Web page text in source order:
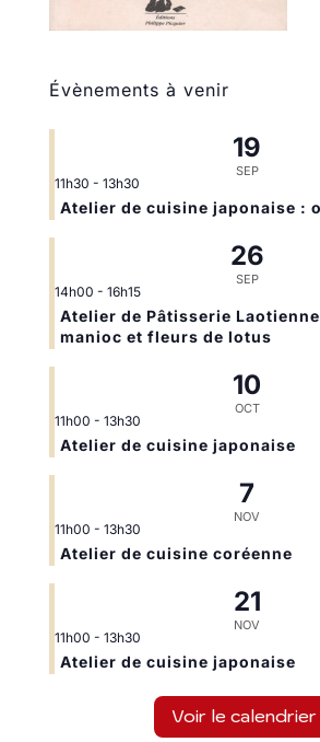
Évènements à venir
19
SEP
11h30 - 13h30
Atelier de cuisine japonaise :
26
SEP
14h00 - 16h15
Atelier de Pâtisserie
manioc et fleurs de lotus
10
OCT
11h00 - 13h30
Atelier de cuisine japonaise
7
NOV
11h00 - 13h30
Atelier de cuisine coréenne
21
NOV
11h00 - 13h30
Atelier de cuisine japonaise
Voir le calendrier